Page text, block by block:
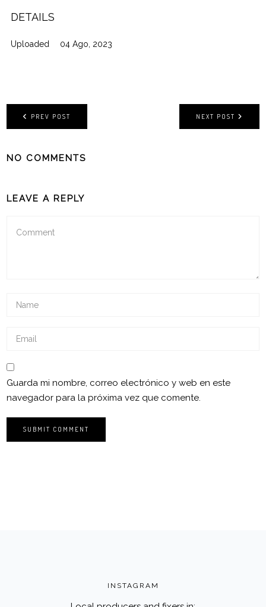
DETAILS
Uploaded 04 Ago, 2023
NEXT POST
PREV POST
NO COMMENTS
LEAVE A REPLY
Guarda mi nombre, correo electrónico y web en este
navegador para la próxima vez que comente.
INSTAGRAM